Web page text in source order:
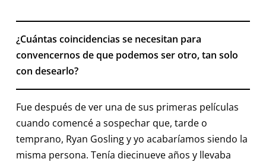
¿Cuántas coincidencias se necesitan para
convencernos de que podemos ser otro, tan solo
con desearlo?
Fue después de ver una de sus primeras películas
cuando comencé a sospechar que, tarde o
temprano, Ryan Gosling y yo acabaríamos siendo la
misma persona. Tenía diecinueve años y llevaba